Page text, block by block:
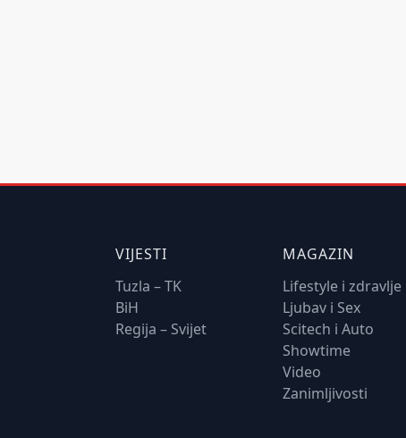
VIJESTI
Tuzla – TK
BiH
Regija – Svijet
MAGAZIN
Lifestyle i zdravlje
Ljubav i Sex
Scitech i Auto
Showtime
Video
Zanimljivosti